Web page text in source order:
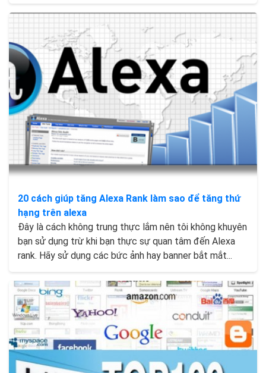
20 cách giúp tăng Alexa Rank làm sao để tăng thứ
hạng trên alexa
Đây là cách không trung thực lắm nên tôi không khuyên
bạn sử dụng trừ khi bạn thực sự quan tâm đến Alexa
rank. Hãy sử dụng các bức ảnh hay banner bắt mắt...